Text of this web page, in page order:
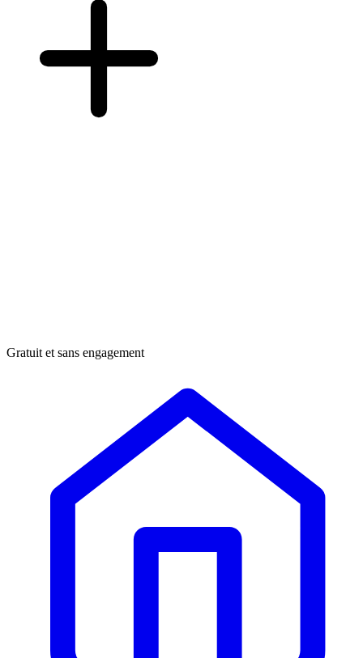
Gratuit et sans engagement